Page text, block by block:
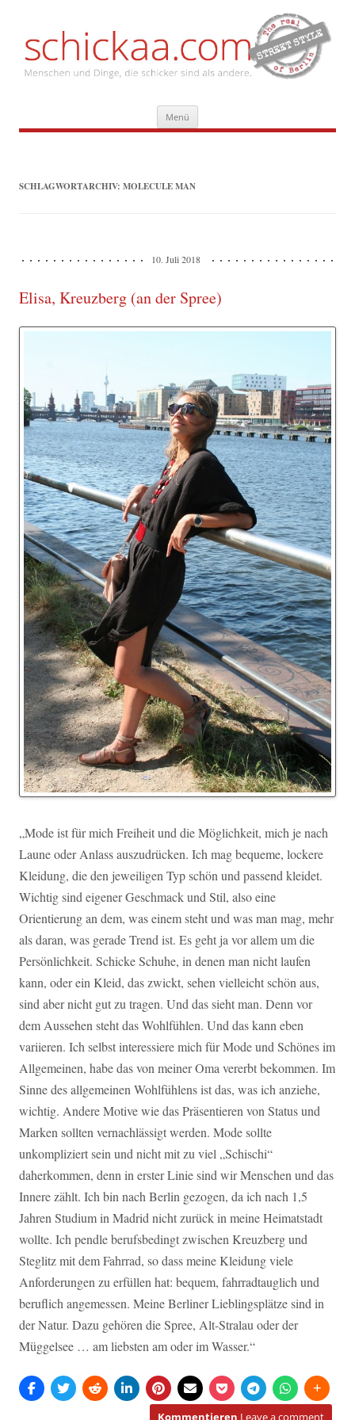
Menü Inhalt
springen
SCHLAGWORTARCHIV: MOLECULE MAN
10. Juli 2018
Elisa, Kreuzberg (an der Spree)
„Mode ist für mich Freiheit und die Möglichkeit, mich je nach
Laune oder Anlass auszudrücken. Ich mag bequeme, lockere
Kleidung, die den jeweiligen Typ schön und passend kleidet.
Wichtig sind eigener Geschmack und Stil, also eine
Orientierung an dem, was einem steht und was man mag, mehr
als daran, was gerade Trend ist. Es geht ja vor allem um die
Persönlichkeit. Schicke Schuhe, in denen man nicht laufen
kann, oder ein Kleid, das zwickt, sehen vielleicht schön aus,
sind aber nicht gut zu tragen. Und das sieht man. Denn vor
dem Aussehen steht das Wohlfühlen. Und das kann eben
variieren. Ich selbst interessiere mich für Mode und Schönes im
Allgemeinen, habe das von meiner Oma vererbt bekommen. Im
Sinne des allgemeinen Wohlfühlens ist das, was ich anziehe,
wichtig. Andere Motive wie das Präsentieren von Status und
Marken sollten vernachlässigt werden. Mode sollte
unkompliziert sein und nicht mit zu viel „Schischi“
daherkommen, denn in erster Linie sind wir Menschen und das
Innere zählt. Ich bin nach Berlin gezogen, da ich nach 1,5
Jahren Studium in Madrid nicht zurück in meine Heimatstadt
wollte. Ich pendle berufsbedingt zwischen Kreuzberg und
Steglitz mit dem Fahrrad, so dass meine Kleidung viele
Anforderungen zu erfüllen hat: bequem, fahrradtauglich und
beruflich angemessen. Meine Berliner Lieblingsplätze sind in
der Natur. Dazu gehören die Spree, Alt-Stralau oder der
Müggelsee … am liebsten am oder im Wasser.“
Kommentieren Leave a comment